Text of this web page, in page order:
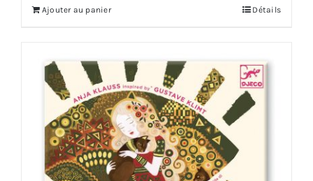
Ajouter au panier Détails